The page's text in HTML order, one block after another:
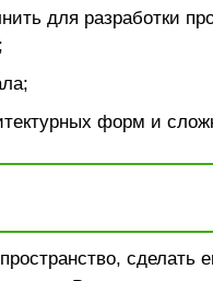
для разработки
форм и
сделать